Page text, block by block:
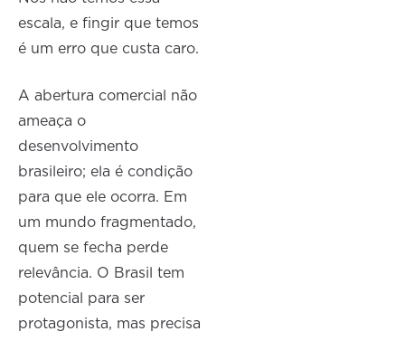
escala, e fingir que temos
é um erro que custa caro.
A abertura comercial não
ameaça o
desenvolvimento
brasileiro; ela é condição
para que ele ocorra. Em
um mundo fragmentado,
quem se fecha perde
relevância. O Brasil tem
potencial para ser
protagonista, mas precisa